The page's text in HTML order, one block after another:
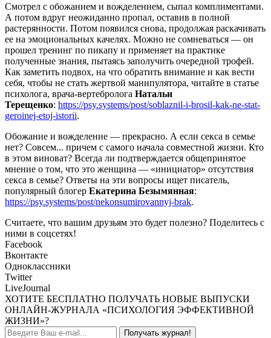
Смотрел с обожанием и вожделением, сыпал комплиментами.
А потом вдруг неожиданно пропал, оставив в полной
растерянности. Потом появился снова, продолжая раскачивать
ее на эмоциональных качелях. Можно не сомневаться — он
прошел тренинг по пикапу и применяет на практике
полученные знания, пытаясь заполучить очередной трофей.
Как заметить подвох, на что обратить внимание и как вести
себя, чтобы не стать жертвой манипулятора, читайте в статье
психолога, врача-вертебролога Натальи
Терещенко: https://psy.systems/post/soblaznil-i-brosil-kak-ne-stat-
geroinej-etoj-istorii.
Обожание и вожделение — прекрасно. А если секса в семье
нет? Совсем... причем с самого начала совместной жизни. Кто
в этом виноват? Всегда ли подтверждается общепринятое
мнение о том, что это женщина — «инициатор» отсутствия
секса в семье? Ответы на эти вопросы ищет писатель,
популярный блогер Екатерина Безымянная:
https://psy.systems/post/nekonsumirovannyj-brak.
Считаете, что вашим друзьям это будет полезно? Поделитесь с
ними в соцсетях!
Facebook
Вконтакте
Одноклассники
Twitter
LiveJournal
ХОТИТЕ БЕСПЛАТНО ПОЛУЧАТЬ НОВЫЕ ВЫПУСКИ
ОНЛАЙН-ЖУРНАЛА «ПСИХОЛОГИЯ ЭФФЕКТИВНОЙ
ЖИЗНИ»?
Получать журнал!